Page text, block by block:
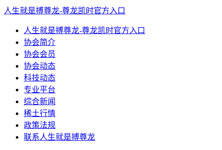
人生就是搏尊龙-尊龙凯时官方入口
人生就是搏尊龙-尊龙凯时官方入口
协会简介
协会会员
协会动态
科技动态
专业平台
综合新闻
稀土行情
政策法规
联系人生就是搏尊龙